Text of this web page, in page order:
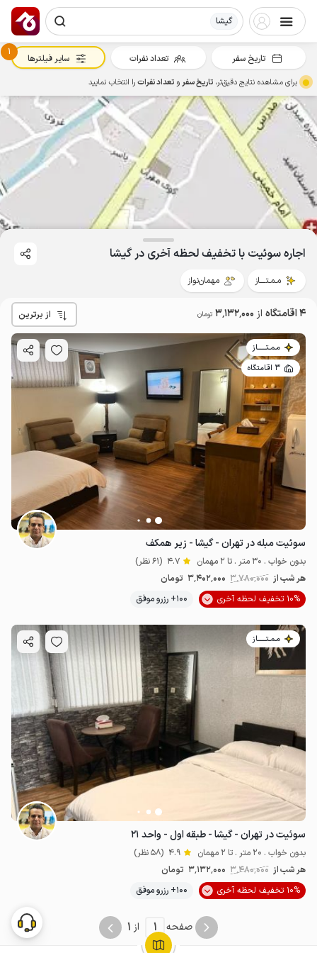
گیشا
3.13میلیون ت 4.9
اجاره سوئیت با تخفیف لحظه آخری در گیشا
مـمـتــــاز مهمان‌نواز
4 اقامتگاه از 3٬132٬000 تومان از برترین
مـمـتــــــاز
3 اقامتگاه
سوئیت مبله در تهران - گیشا - زیر همکف
بدون خواب . 30 متر . تا 2 مهمان 4.7 (61 نظر)
هر شب از 3٬780٬000 3٬402٬000 تومان
10% تخفیف لحظه آخری
100+ رزرو موفق
مـمـتــــــاز
سوئیت در تهران - گیشا - طبقه اول - واحد ۲۱
بدون خواب . 20 متر . تا 2 مهمان 4.9 (58 نظر)
هر شب از 3٬480٬000 3٬132٬000 تومان
10% تخفیف لحظه آخری
100+ رزرو موفق
صفحه 1 از 1
تاریخ سفر تعداد نفرات
1
سایر فیلترها
برای مشاهده نتایج دقیق‌تر، تاریخ سفرو تعداد نفراترا انتخاب نمایید